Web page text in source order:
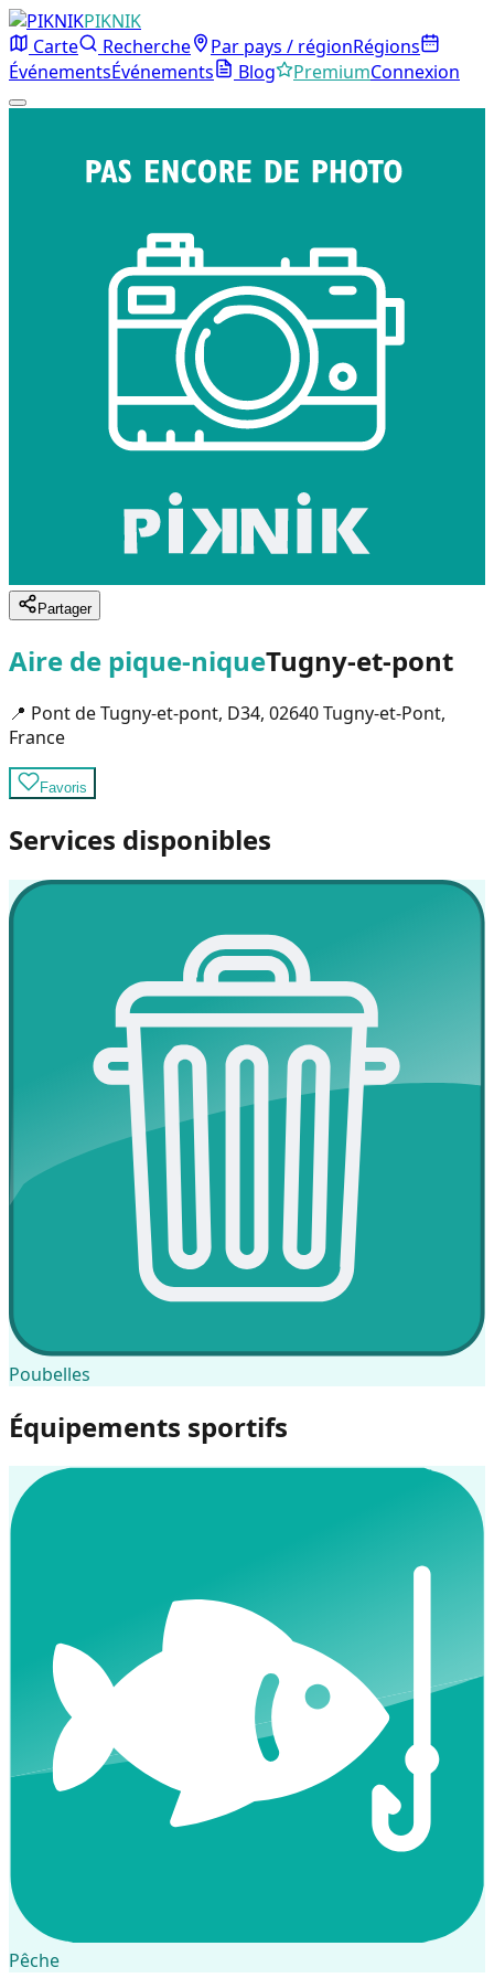
PIKNIK
Carte
Recherche Par pays / régionRégions
ÉvénementsÉvénements Blog PremiumConnexion
Partager
Aire de pique-niqueTugny-et-pont
📍 Pont de Tugny-et-pont, D34, 02640 Tugny-et-Pont,
France
Favoris
Services disponibles
Poubelles
Équipements sportifs
Pêche